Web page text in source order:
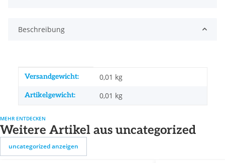
Beschreibung
Produkteigenschaft
Wert
Versandgewicht: 0,01 kg
Artikelgewicht: 0,01 kg
MEHR ENTDECKEN
Weitere Artikel aus uncategorized
uncategorized anzeigen